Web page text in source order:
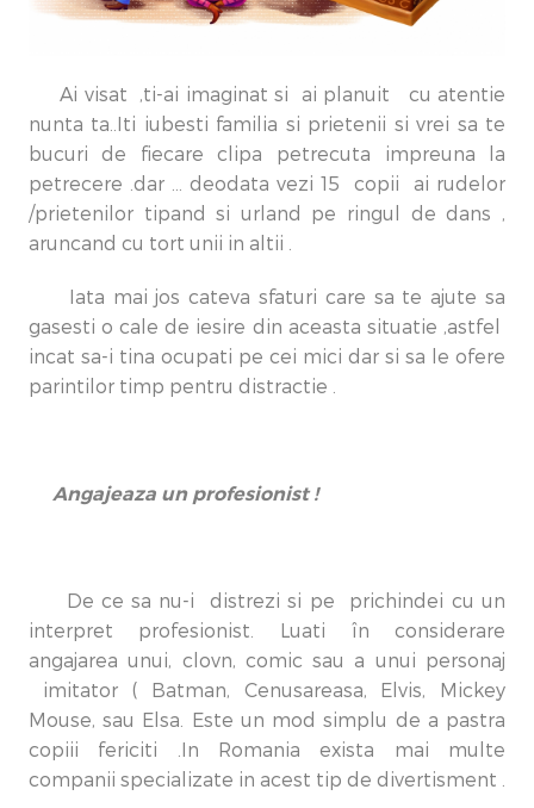
Ai visat ,ti-ai imaginat si ai planuit cu atentie
nunta ta..Iti iubesti familia si prietenii si vrei sa te
bucuri de fiecare clipa petrecuta impreuna la
petrecere .dar … deodata vezi 15 copii ai rudelor
/prietenilor tipand si urland pe ringul de dans ,
aruncand cu tort unii in altii .
Iata mai jos cateva sfaturi care sa te ajute sa
gasesti o cale de iesire din aceasta situatie ,astfel
incat sa-i tina ocupati pe cei mici dar si sa le ofere
parintilor timp pentru distractie .
Angajeaza un profesionist !
De ce sa nu-i distrezi si pe prichindei cu un
interpret profesionist. Luati în considerare
angajarea unui, clovn, comic sau a unui personaj
imitator ( Batman, Cenusareasa, Elvis, Mickey
Mouse, sau Elsa. Este un mod simplu de a pastra
copiii fericiti .In Romania exista mai multe
companii specializate in acest tip de divertisment .